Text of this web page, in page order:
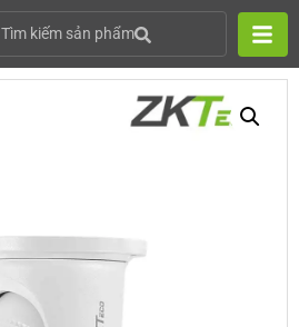
Tìm kiếm sản phẩm